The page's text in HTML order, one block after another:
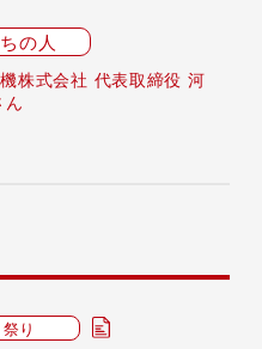
の人
株式会社 代表取締役 河
ん
祭り